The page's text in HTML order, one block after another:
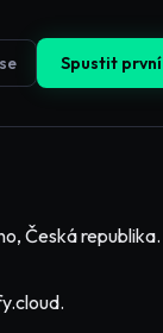
Spustit
Česká